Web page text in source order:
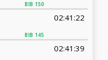
BIB 150
BIB 145
02:41:22
02:41:39